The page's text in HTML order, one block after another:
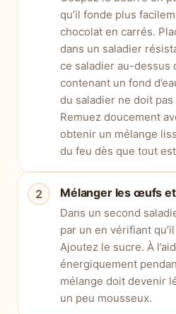
qu’il fonde plus
chocolat en carrés.
dans un saladier
ce saladier au-dessus
contenant un fond
du saladier ne doit pas
Remuez doucement
obtenir un mélange
du feu dès que tout
Mélanger les œufs
Dans un second
par un en vérifiant
Ajoutez le sucre. À
énergiquement
mélange doit devenir
un peu mousseux.